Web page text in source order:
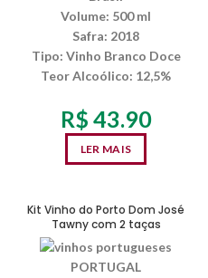
Volume: 500 ml
Safra: 2018
Tipo: Vinho Branco Doce
Teor Alcoólico: 12,5%
R$ 43.90
LER MAIS
Kit Vinho do Porto Dom José
Tawny com 2 taças
PORTUGAL